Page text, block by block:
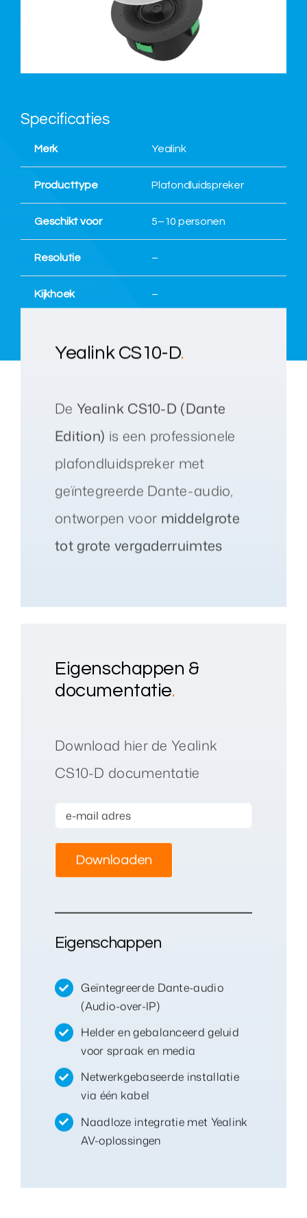
Specificaties
Merk Yealink
Producttype Plafondluidspreker
Geschikt voor 5–10 personen
Resolutie –
Kijkhoek –
Yealink CS10-D.
De Yealink CS10-D (Dante
Edition) is een professionele
plafondluidspreker met
geïntegreerde Dante-audio,
ontworpen voor middelgrote
tot grote vergaderruimtes
Eigenschappen &
documentatie.
Download hier de Yealink
CS10-D documentatie
Eigenschappen
Geïntegreerde Dante-audio
(Audio-over-IP)
Helder en gebalanceerd geluid
voor spraak en media
Netwerkgebaseerde installatie
via één kabel
Naadloze integratie met Yealink
AV-oplossingen